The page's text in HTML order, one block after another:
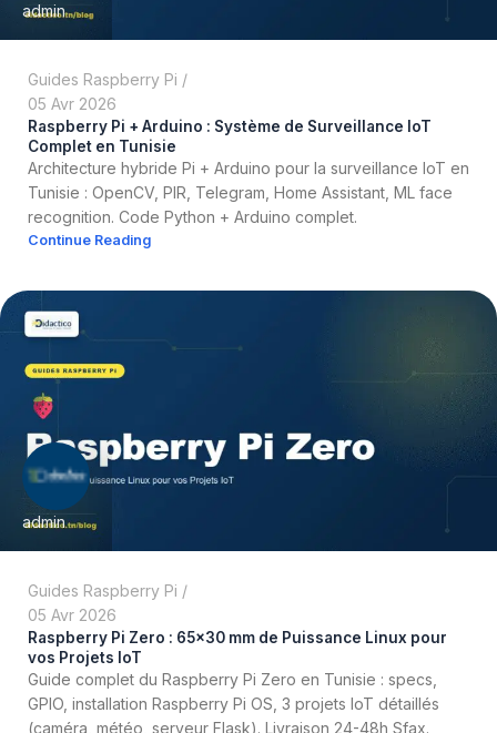
admin
Guides Raspberry Pi
05 Avr 2026
Raspberry Pi + Arduino : Système de Surveillance IoT
Complet en Tunisie
Architecture hybride Pi + Arduino pour la surveillance IoT en
Tunisie : OpenCV, PIR, Telegram, Home Assistant, ML face
recognition. Code Python + Arduino complet.
Continue Reading
admin
Guides Raspberry Pi
05 Avr 2026
Raspberry Pi Zero : 65×30 mm de Puissance Linux pour
vos Projets IoT
Guide complet du Raspberry Pi Zero en Tunisie : specs,
GPIO, installation Raspberry Pi OS, 3 projets IoT détaillés
(caméra, météo, serveur Flask). Livraison 24-48h Sfax.